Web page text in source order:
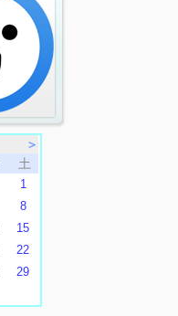
＞
土
1
8
15
22
29